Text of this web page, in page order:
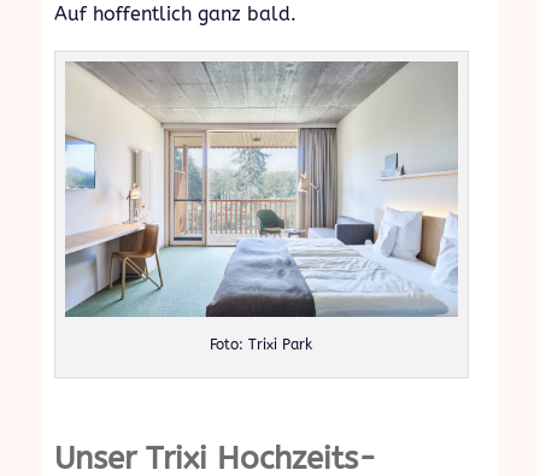
Auf hoffentlich ganz bald.
Foto: Trixi Park
Unser Trixi Hochzeits-